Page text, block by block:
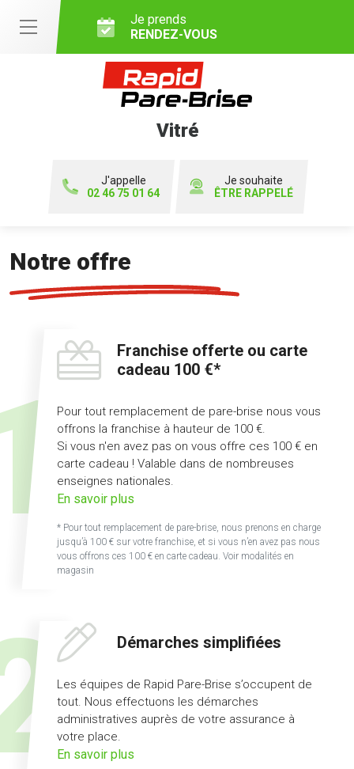
Je prends
RENDEZ-VOUS
Vitré
J'appelle
02 46 75 01 64
Je souhaite
ÊTRE RAPPELÉ
Notre offre
Franchise offerte ou carte
cadeau 100 €*
Pour tout remplacement de pare-brise nous vous
offrons la franchise à hauteur de 100 €.
Si vous n'en avez pas on vous offre ces 100 € en
carte cadeau ! Valable dans de nombreuses
enseignes nationales.
En savoir plus
franchise
offerte
€
* Pour tout remplacement de pare-brise, nous prenons en charge
jusqu’à 100 € sur votre franchise, et si vous n’en avez pas nous
vous offrons ces 100 € en carte cadeau. Voir modalités en
magasin
Démarches simplifiées
Les équipes de Rapid Pare-Brise s’occupent de
tout. Nous effectuons les démarches
administratives auprès de votre assurance à
votre place.
En savoir plus